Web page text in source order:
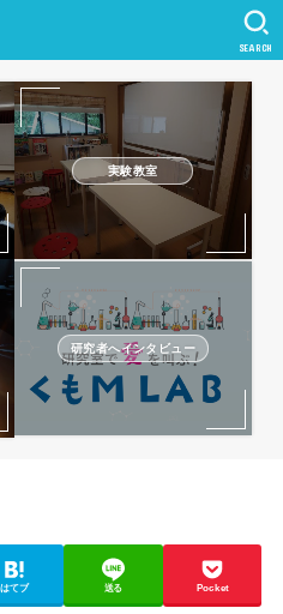
SEARCH
実験教室
研究者へインタビュー
はてブ 送る Pocket